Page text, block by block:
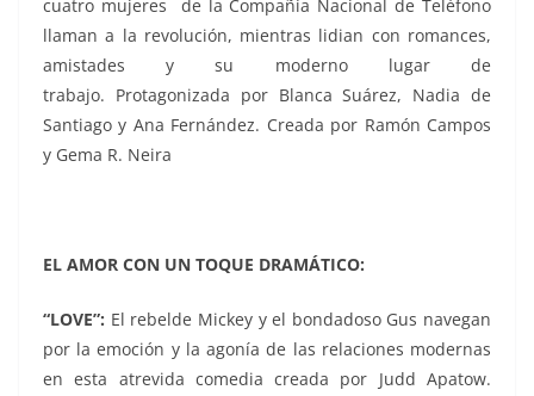
cuatro mujeres de la Compañía Nacional de Teléfono
llaman a la revolución, mientras lidian con romances,
amistades y su moderno lugar de
trabajo. Protagonizada por Blanca Suárez, Nadia de
Santiago y Ana Fernández. Creada por Ramón Campos
y Gema R. Neira
EL AMOR CON UN TOQUE DRAMÁTICO:
“LOVE”: El rebelde Mickey y el bondadoso Gus navegan
por la emoción y la agonía de las relaciones modernas
en esta atrevida comedia creada por Judd Apatow.